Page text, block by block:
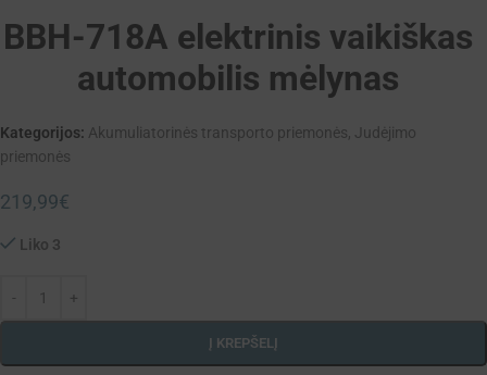
BBH-718A elektrinis vaikiškas
automobilis mėlynas
Kategorijos: Akumuliatorinės transporto priemonės, Judėjimo
priemonės
219,99€
Liko 3
Į KREPŠELĮ